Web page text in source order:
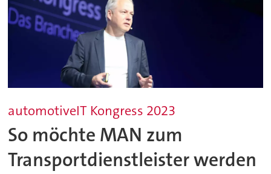
automotiveIT Kongress 2023
So möchte MAN zum
Transportdienstleister werden